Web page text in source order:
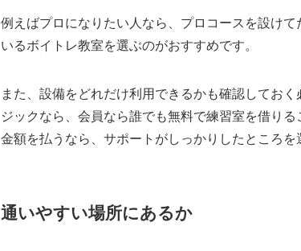
例えばプロになりたい人なら、プロコースを設け
いるボイトレ教室を選ぶのがおすすめです。
また、設備をどれだけ利用できるかも確認してお
ジックなら、会員なら誰でも無料で練習室を借り
金額を払うなら、サポートがしっかりしたところを
通いやすい場所にあるか